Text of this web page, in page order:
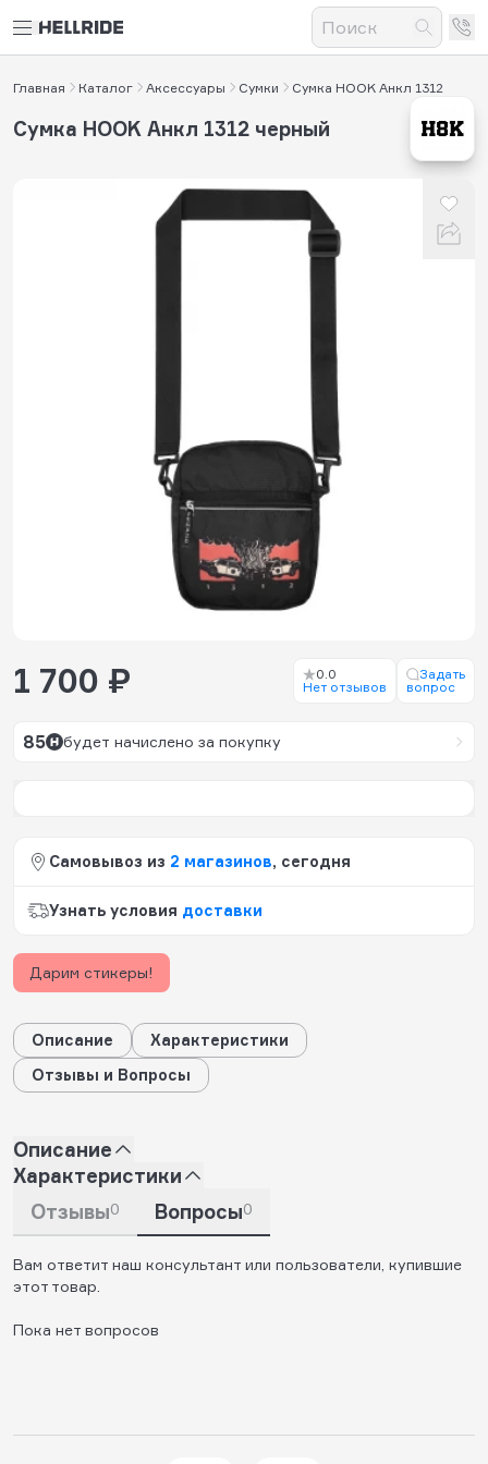
Главная Каталог Аксессуары Сумки Сумка HOOK Анкл 1312
Сумка HOOK Анкл 1312 черный
1 700 ₽
0.0
Нет отзывов
Задать
вопрос
85 будет начислено за покупку
Самовывоз из 2 магазинов, сегодня
Узнать условия доставки
Дарим стикеры!
Описание
Характеристики
Отзывы и Вопросы
Описание
Характеристики
Отзывы0 Вопросы0
Вам ответит наш консультант или пользователи, купившие
этот товар.
Пока нет вопросов